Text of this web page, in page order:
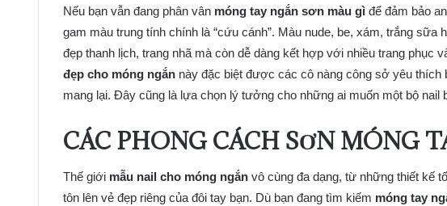
Nếu bạn vẫn đang phân vân móng tay ngắn sơn màu gì để đảm bảo
gam màu trung tính chính là “cứu cánh”. Màu nude, be, xám, trắng sữa
đẹp thanh lịch, trang nhã mà còn dễ dàng kết hợp với nhiều trang phục
đẹp cho móng ngắn này đặc biệt được các cô nàng công sở yêu
mang lại. Đây cũng là lựa chọn lý tưởng cho những ai muốn một bộ nail
CÁC PHONG CÁCH SƠN MÓNG
Thế giới mẫu nail cho móng ngắn vô cùng đa dạng, từ những thiết kế
tôn lên vẻ đẹp riêng của đôi tay bạn. Dù bạn đang tìm kiếm móng tay